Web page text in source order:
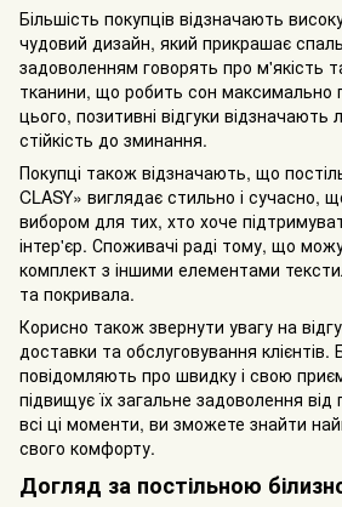
Більшість покупців відзначають
чудовий дизайн, який прикрашає
задоволенням говорять про м'якість
тканини, що робить сон максимально
цього, позитивні відгуки відзначають
стійкість до зминання.
Покупці також відзначають, що
CLASY» виглядає стильно і сучасно,
вибором для тих, хто хоче
інтер'єр. Споживачі раді тому, що
комплект з іншими елементами
та покривала.
Корисно також звернути увагу на
доставки та обслуговування клієнтів.
повідомляють про швидку і свою
підвищує їх загальне задоволення
всі ці моменти, ви зможете знайти
свого комфорту.
Догляд за постільною